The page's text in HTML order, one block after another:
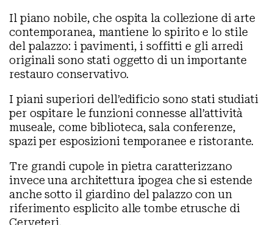
Il piano nobile, che ospita la collezione di arte
contemporanea, mantiene lo spirito e lo stile
del palazzo: i pavimenti, i soffitti e gli arredi
originali sono stati oggetto di un importante
restauro conservativo.
I piani superiori dell’edificio sono stati studiati
per ospitare le funzioni connesse all’attività
museale, come biblioteca, sala conferenze,
spazi per esposizioni temporanee e ristorante.
Tre grandi cupole in pietra caratterizzano
invece una architettura ipogea che si estende
anche sotto il giardino del palazzo con un
riferimento esplicito alle tombe etrusche di
Cerveteri.